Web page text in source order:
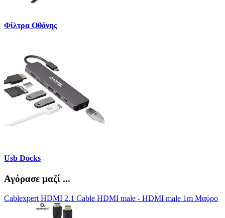
Φίλτρα Οθόνης
Usb Docks
Αγόρασε μαζί ...
Cablexpert HDMI 2.1 Cable HDMI male - HDMI male 1m Μαύρο